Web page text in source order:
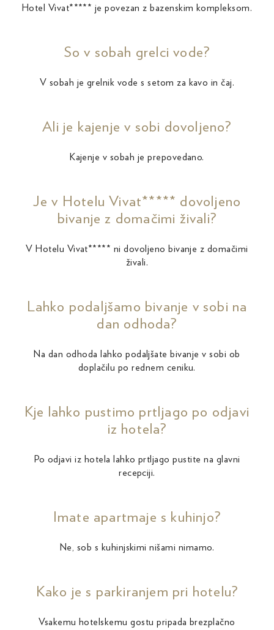
Hotel Vivat***** je povezan z bazenskim kompleksom.
So v sobah grelci vode?
V sobah je grelnik vode s setom za kavo in čaj.
Ali je kajenje v sobi dovoljeno?
Kajenje v sobah je prepovedano.
Je v Hotelu Vivat***** dovoljeno
bivanje z domačimi živali?
V Hotelu Vivat***** ni dovoljeno bivanje z domačimi
živali.
Lahko podaljšamo bivanje v sobi na
dan odhoda?
Na dan odhoda lahko podaljšate bivanje v sobi ob
doplačilu po rednem ceniku.
Kje lahko pustimo prtljago po odjavi
iz hotela?
Po odjavi iz hotela lahko prtljago pustite na glavni
recepciji.
Imate apartmaje s kuhinjo?
Ne, sob s kuhinjskimi nišami nimamo.
Kako je s parkiranjem pri hotelu?
Vsakemu hotelskemu gostu pripada brezplačno